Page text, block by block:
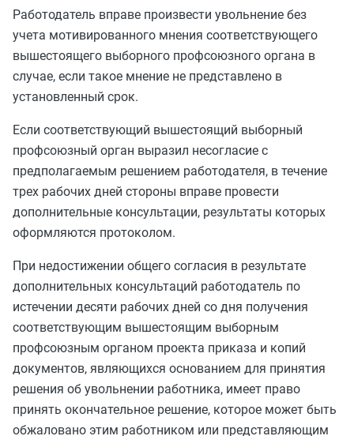
Работодатель вправе произвести увольнение без
учета мотивированного мнения соответствующего
вышестоящего выборного профсоюзного органа в
случае, если такое мнение не представлено в
установленный срок.
Если соответствующий вышестоящий выборный
профсоюзный орган выразил несогласие с
предполагаемым решением работодателя, в течение
трех рабочих дней стороны вправе провести
дополнительные консультации, результаты которых
оформляются протоколом.
При недостижении общего согласия в результате
дополнительных консультаций работодатель по
истечении десяти рабочих дней со дня получения
соответствующим вышестоящим выборным
профсоюзным органом проекта приказа и копий
документов, являющихся основанием для принятия
решения об увольнении работника, имеет право
принять окончательное решение, которое может быть
обжаловано этим работником или представляющим